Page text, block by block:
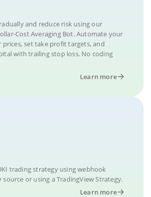
and reduce risk using our
Cost Averaging Bot. Automate your
set take profit targets, and
with trailing stop loss. No coding
Learn more
trading strategy using webhook
source or using a TradingView Strategy.
Learn more